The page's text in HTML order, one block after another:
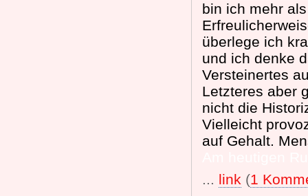
bin ich mehr
überlege ich
und ich denke
Versteinertes
Letzteres aber
nicht die
Vielleicht
auf Gehalt.
... link (1